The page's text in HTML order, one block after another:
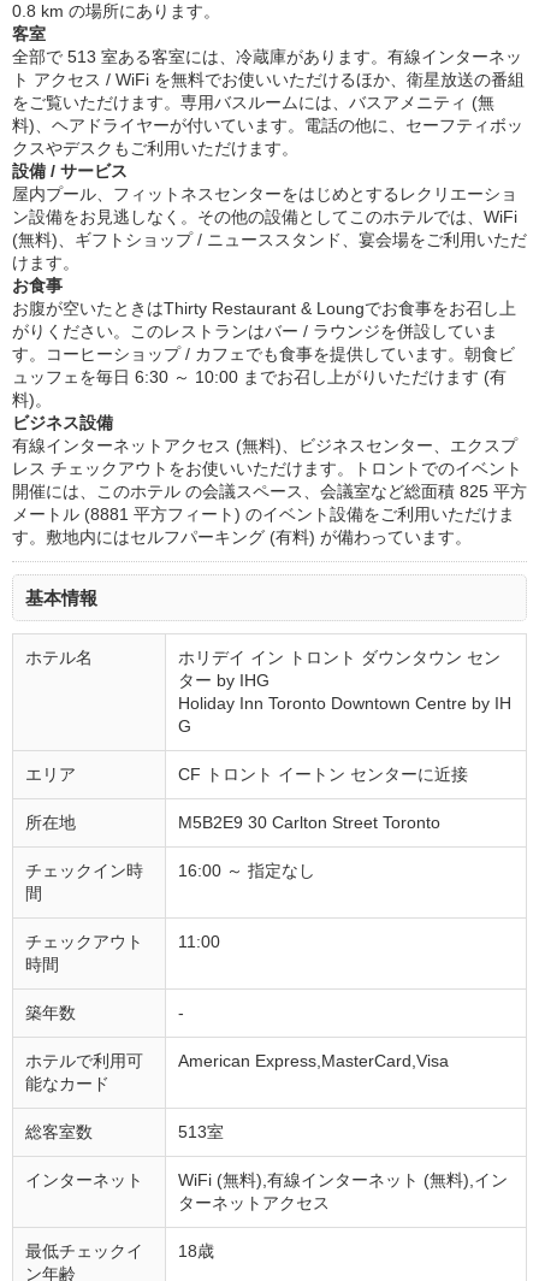
0.8 km の場所にあります。
客室
全部で 513 室ある客室には、冷蔵庫があります。有線インターネッ
ト アクセス / WiFi を無料でお使いいただけるほか、衛星放送の番組
をご覧いただけます。専用バスルームには、バスアメニティ (無
料)、ヘアドライヤーが付いています。電話の他に、セーフティボッ
クスやデスクもご利用いただけます。
設備 / サービス
屋内プール、フィットネスセンターをはじめとするレクリエーショ
ン設備をお見逃しなく。その他の設備としてこのホテルでは、WiFi
(無料)、ギフトショップ / ニューススタンド、宴会場をご利用いただ
けます。
お食事
お腹が空いたときはThirty Restaurant & Loungでお食事をお召し上
がりください。このレストランはバー / ラウンジを併設していま
す。コーヒーショップ / カフェでも食事を提供しています。朝食ビ
ュッフェを毎日 6:30 ～ 10:00 までお召し上がりいただけます (有
料)。
ビジネス設備
有線インターネットアクセス (無料)、ビジネスセンター、エクスプ
レス チェックアウトをお使いいただけます。トロントでのイベント
開催には、このホテル の会議スペース、会議室など総面積 825 平方
メートル (8881 平方フィート) のイベント設備をご利用いただけま
す。敷地内にはセルフパーキング (有料) が備わっています。
基本情報
ホテル名
ホリデイ イン トロント ダウンタウン セン
ター by IHG
Holiday Inn Toronto Downtown Centre by IH
G
エリア CF トロント イートン センターに近接
所在地 M5B2E9 30 Carlton Street Toronto
チェックイン時
間
16:00 ～ 指定なし
チェックアウト
時間
11:00
築年数 -
ホテルで利用可
能なカード
American Express,MasterCard,Visa
総客室数 513室
インターネット
WiFi (無料),有線インターネット (無料),イン
ターネットアクセス
最低チェックイ
ン年齢
18歳